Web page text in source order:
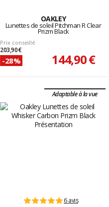
OAKLEY
Lunettes de soleil Pitchman R Clear
Prizm Black
Prix conseillé
203,90 €
-28% 144,90 €
Adaptable à la vue
6 avis